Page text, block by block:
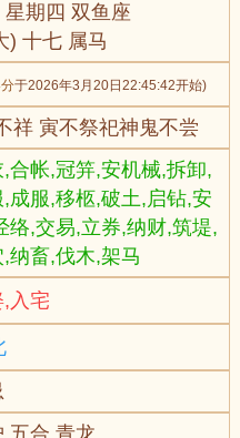
期四 双鱼座
) 十七 属马
于2026年3月20日22:45:42开始)
祥 寅不祭祀神鬼不尝
合帐,冠笄,安机械,拆卸,
成服,移柩,破土,启钻,安
络,交易,立券,纳财,筑堤,
纳畜,伐木,架马
入宅
五合 青龙